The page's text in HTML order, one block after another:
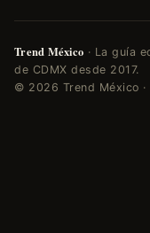
Trend México · La guía
de CDMX desde 2017.
© 2026 Trend México